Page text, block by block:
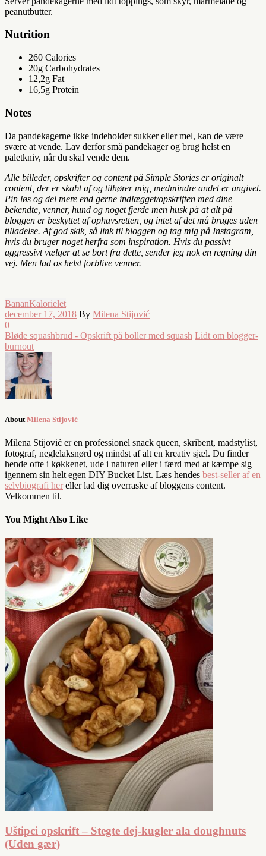
peanutbutter.
Nutrition
260 Calories
20g Carbohydrates
12,2g Fat
16,5g Protein
Notes
Da pandekagerne ikke indeholder sukker eller mel, kan de være
svære at vende. Lav derfor små pandekager og brug helst en
paletkniv, når du skal vende dem.
Alle billeder, opskrifter og content på Simple Stories er originalt
content, der er skabt af og tilhører mig, medmindre andet er angivet.
Pin løs og del mere end gerne indlægget/opskriften med dine
bekendte, venner, hund og noget fjerde men husk på at alt på
bloggen er beskyttet af ophavsretten, og intet af det må bruges uden
tilladelse. Af god skik, så link til bloggen og tag mig på Instagram,
hvis du bruger noget herfra som inspiration. Hvis du passivt
aggressivt vælger at se bort fra dette, sender jeg nok en regning din
vej. Men lad os helst forblive venner.
BananKalorielet
december 17, 2018 By Milena Stijović
0
Bløde squashbrud - Opskrift på boller med squash Lidt om blogger-
burnout
About Milena Stijović
Milena Stijović er en professionel snack queen, skribent, madstylist,
fotograf, neglelaksnørd og mindst af alt en kreativ sjæl. Du finder
hende ofte i køkkenet, ude i naturen eller i færd med at kæmpe sig
igennem sin helt egen DIY Bucket List. Læs hendes best-seller af en
selvbiografi her eller lad dig overraske af bloggens content.
Velkommen til.
You Might Also Like
Uštipci opskrift – Stegte dej-kugler ala doughnuts
(Uden gær)